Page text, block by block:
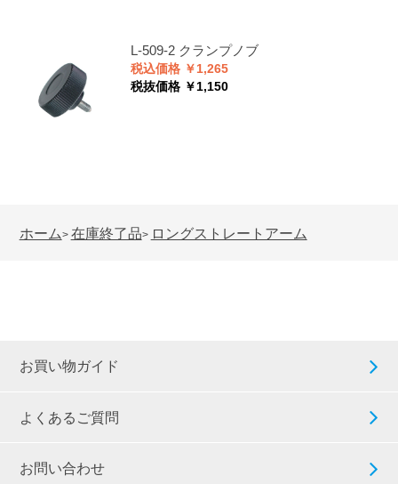
L-509-2 クランプノブ
税込価格 ￥1,265
税抜価格 ￥1,150
ホーム> 在庫終了品> ロングストレートアーム
お買い物ガイド
よくあるご質問
お問い合わせ